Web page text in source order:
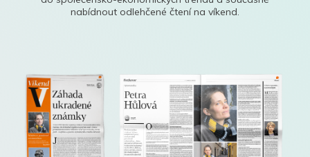
nabídnout odlehčené čtení na víkend.